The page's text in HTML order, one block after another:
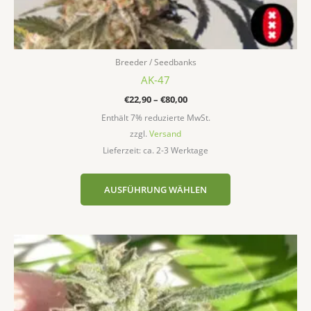
Breeder / Seedbanks
AK-47
€22,90– €80,00
Enthält 7% reduzierte MwSt.
zzgl. Versand
Lieferzeit: ca. 2-3 Werktage
AUSFÜHRUNG WÄHLEN
Preisspanne:
€35,00
bis
€65,00
Dieses
Produkt
weist
mehrere
Varianten